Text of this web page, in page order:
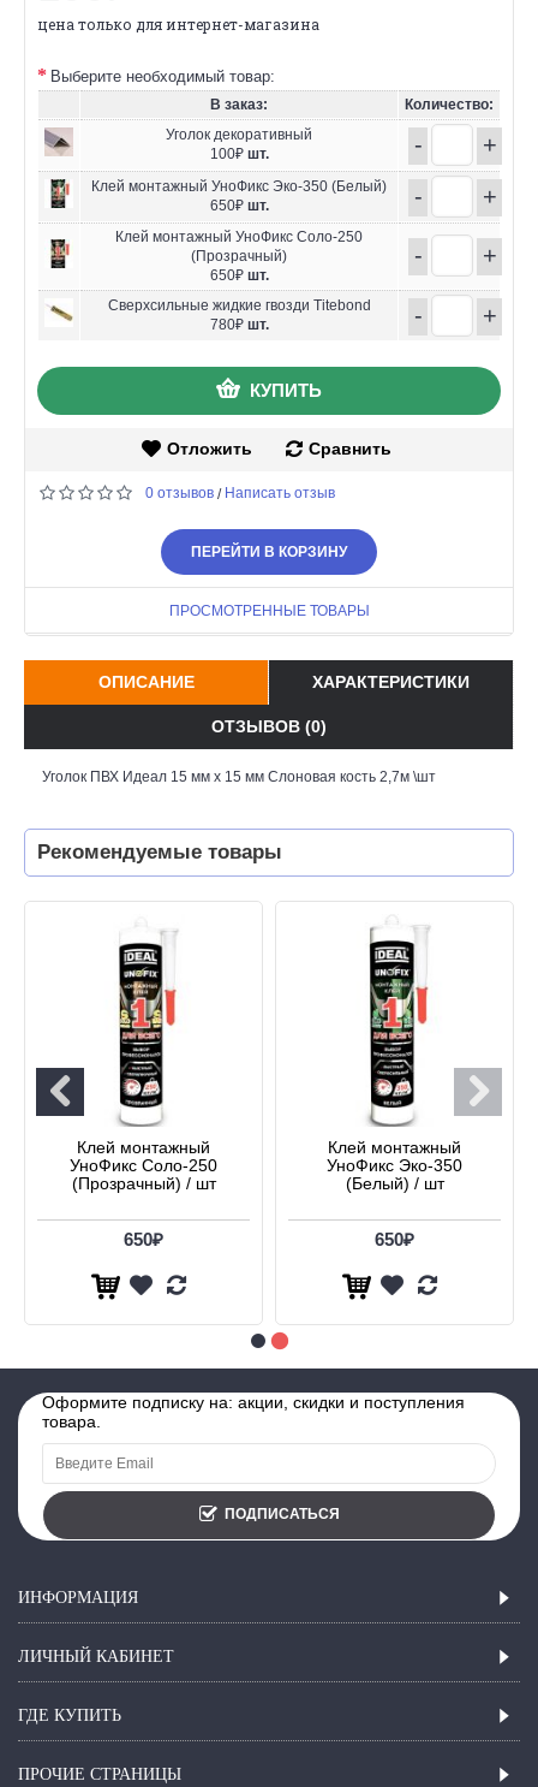
цена только для интернет-магазина
Выберите необходимый товар:
В заказ:
Количество:
Уголок декоративный
100₽ шт. - +
Клей монтажный УноФикс Эко-350 (Белый)
650₽ шт. - +
Клей монтажный УноФикс Соло-250
(Прозрачный)
650₽ шт.
- +
Сверхсильные жидкие гвозди Titebond
780₽ шт. - +
КУПИТЬ
Отложить Сравнить
0 отзывов / Написать отзыв
ПЕРЕЙТИ В КОРЗИНУ
ПРОСМОТРЕННЫЕ ТОВАРЫ
ОПИСАНИЕ ХАРАКТЕРИСТИКИ
ОТЗЫВОВ (0)
Уголок ПВХ Идеал 15 мм х 15 мм Слоновая кость 2,7м \шт
Рекомендуемые товары
Клей монтажный
УноФикс Соло-250
(Прозрачный) / шт
650₽
Клей монтажный
УноФикс Эко-350
(Белый) / шт
650₽
Оформите подписку на: акции, скидки и поступления
товара.
ПОДПИСАТЬСЯ
ИНФОРМАЦИЯ
ЛИЧНЫЙ КАБИНЕТ
ГДЕ КУПИТЬ
ПРОЧИЕ СТРАНИЦЫ